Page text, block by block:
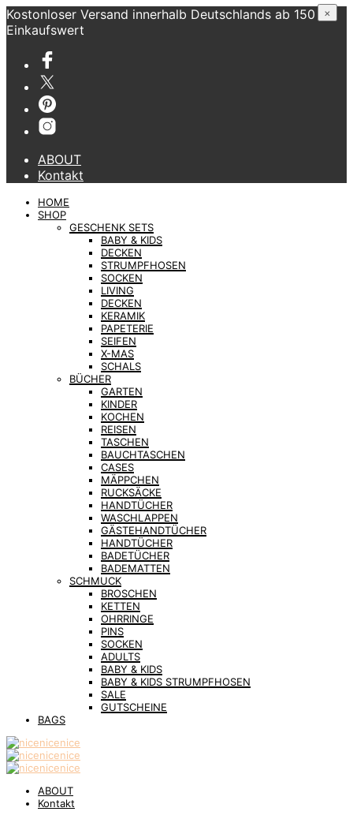
Kostonloser Versand innerhalb Deutschlands ab 150 €
Einkaufswert
ABOUT
Kontakt
HOME
SHOP
GESCHENK SETS
BABY & KIDS
DECKEN
STRUMPFHOSEN
SOCKEN
LIVING
DECKEN
KERAMIK
PAPETERIE
SEIFEN
X-MAS
SCHALS
BÜCHER
GARTEN
KINDER
KOCHEN
REISEN
TASCHEN
BAUCHTASCHEN
CASES
MÄPPCHEN
RUCKSÄCKE
HANDTÜCHER
WASCHLAPPEN
GÄSTEHANDTÜCHER
HANDTÜCHER
BADETÜCHER
BADEMATTEN
SCHMUCK
BROSCHEN
KETTEN
OHRRINGE
PINS
SOCKEN
ADULTS
BABY & KIDS
BABY & KIDS STRUMPFHOSEN
SALE
GUTSCHEINE
BAGS
ABOUT
Kontakt
×